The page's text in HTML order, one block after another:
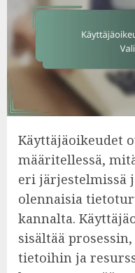
Käyttäjäoikeudet
määritellessä,
eri järjestelmissä
olennaisia
kannalta.
sisältää
tietoihin ja